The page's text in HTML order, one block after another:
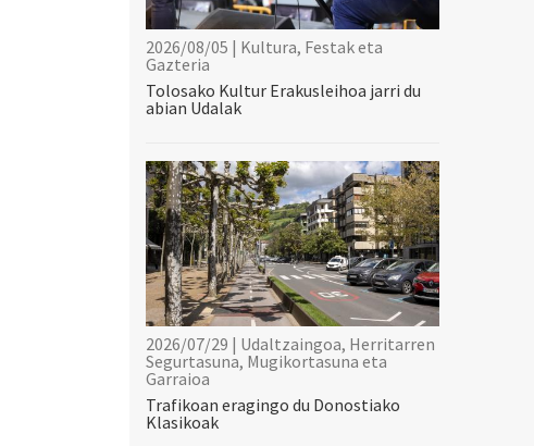
2026/08/05 | Kultura, Festak eta
Gazteria
Tolosako Kultur Erakusleihoa jarri du
abian Udalak
2026/07/29 | Udaltzaingoa, Herritarren
Segurtasuna, Mugikortasuna eta
Garraioa
Trafikoan eragingo du Donostiako
Klasikoak